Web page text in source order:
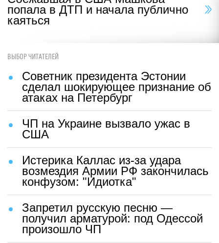
попала в ДТП и начала публично
каяться
ВЫБОР ЧИТАТЕЛЕЙ
Советник президента Эстонии
сделал шокирующее признание об
атаках на Петербург
ЧП на Украине вызвало ужас в
США
Истерика Каллас из-за удара
возмездия Армии РФ закончилась
конфузом: "Идиотка"
Запретил русскую песню —
получил арматурой: под Одессой
произошло ЧП